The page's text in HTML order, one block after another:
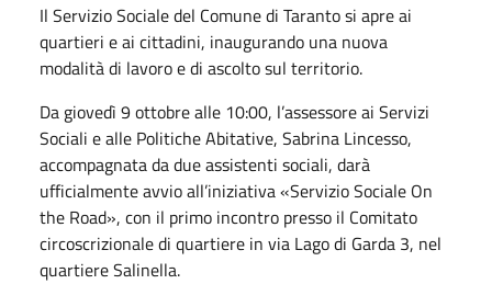
Il Servizio Sociale del Comune di Taranto si apre ai
quartieri e ai cittadini, inaugurando una nuova
modalità di lavoro e di ascolto sul territorio.
Da giovedì 9 ottobre alle 10:00, l’assessore ai Servizi
Sociali e alle Politiche Abitative, Sabrina Lincesso,
accompagnata da due assistenti sociali, darà
ufficialmente avvio all’iniziativa «Servizio Sociale On
the Road», con il primo incontro presso il Comitato
circoscrizionale di quartiere in via Lago di Garda 3, nel
quartiere Salinella.